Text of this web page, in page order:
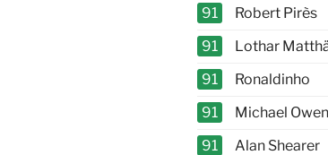
91
Robert Pirès
91
Lothar
91
Ronaldinho
91
Michael Owen
91
Alan Shearer